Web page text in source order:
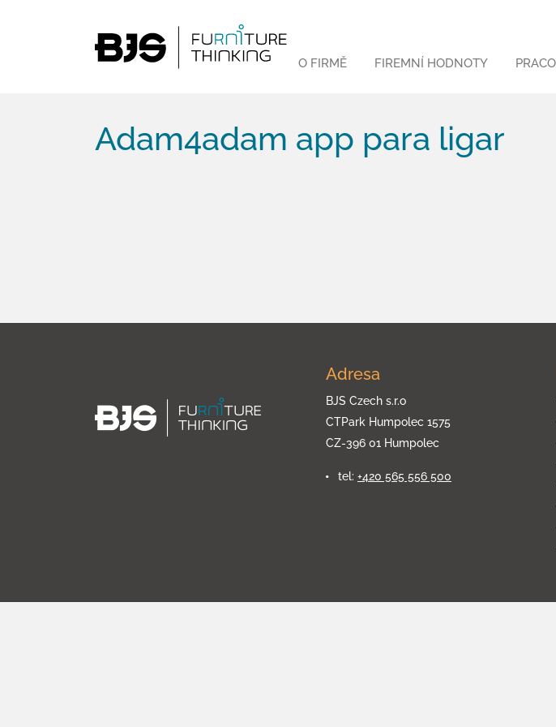
O FIRMĚ FIREMNÍ HODNOTY
Adam4adam app para ligar
Adresa
BJS Czech s.r.o
CTPark Humpolec 1575
CZ-396 01 Humpolec
tel: +420 565 556 500